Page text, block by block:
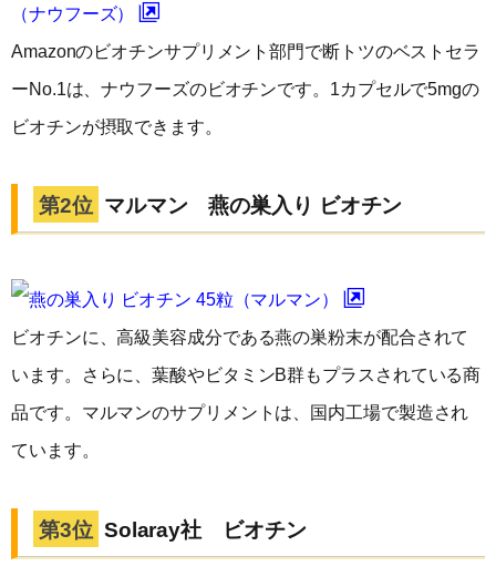
（ナウフーズ）
Amazonのビオチンサプリメント部門で断トツのベストセラ
ーNo.1は、ナウフーズのビオチンです。1カプセルで5mgの
ビオチンが摂取できます。
第2位 マルマン 燕の巣入り ビオチン
燕の巣入り ビオチン 45粒（マルマン）
ビオチンに、高級美容成分である燕の巣粉末が配合されて
います。さらに、葉酸やビタミンB群もプラスされている商
品です。マルマンのサプリメントは、国内工場で製造され
ています。
第3位 Solaray社 ビオチン